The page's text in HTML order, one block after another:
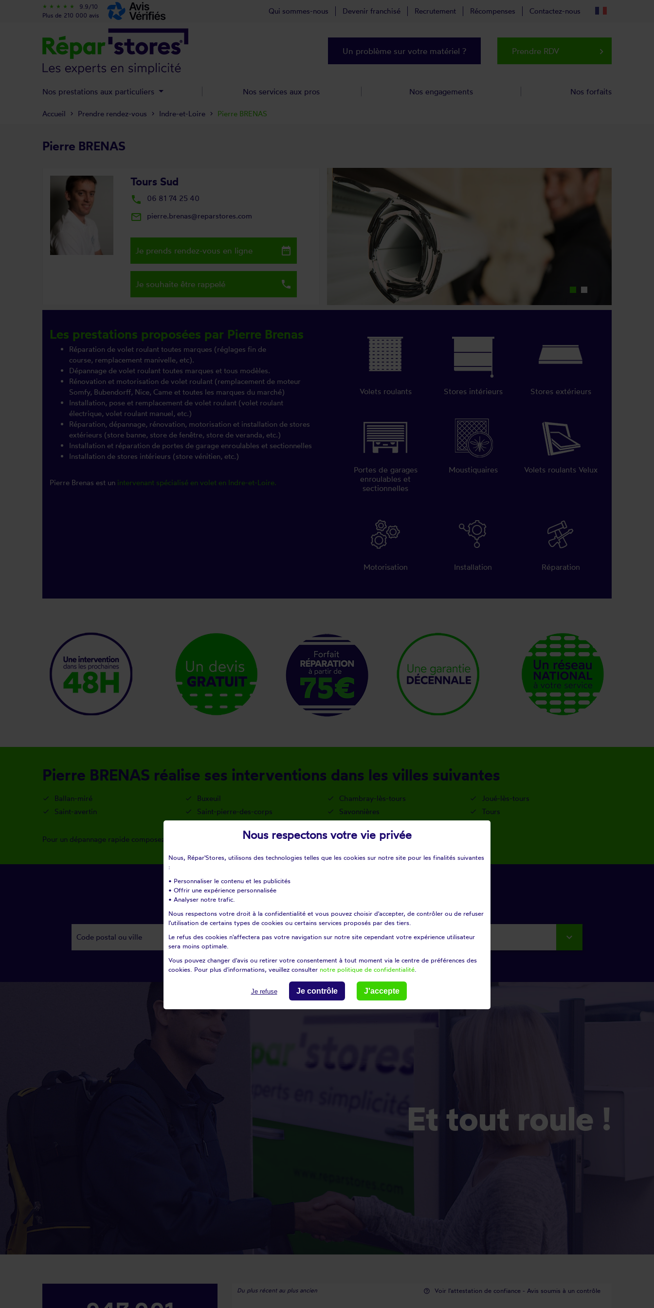
Accueil Prendre rendez-vous Indre-et-Loire Pierre BRENAS
Pierre BRENAS
Tours Sud
local_phone 06 81 74 25 40
mail_outline pierre.brenas@reparstores.com
Je prends rendez-vous en ligne date_range
Je souhaite être rappelé local_phone
Les prestations proposées par Pierre Brenas
Réparation de volet roulant toutes marques (réglages fin de
course, remplacement manivelle, etc).
Dépannage de volet roulant toutes marques et tous modèles.
Rénovation et motorisation de volet roulant (remplacement de moteur
Somfy, Bubendorff, Nice, Came et toutes les marques du marché)
Installation, pose et remplacement de volet roulant (volet roulant
électrique, volet roulant manuel, etc.)
Réparation, dépannage, rénovation, motorisation et installation de stores
extérieurs (store banne, store de fenêtre, store de veranda, etc.)
Installation et réparation de portes de garage enroulables et sectionnelles
Installation de stores intérieurs (store vénitien, etc.)
Pierre Brenas est un intervenant spécialisé en volet en Indre-et-Loire.
Volets roulants Stores intérieurs Stores extérieurs
Portes de garages
enroulables et
sectionnelles
Moustiquaires Volets roulants Velux
Motorisation Installation Réparation
Pierre BRENAS réalise ses interventions dans les villes suivantes
Ballan-miré Buxeuil Chambray-lès-tours
Joué-lès-tours
Saint-avertin
Saint-pierre-des-corps Savonnières Tours
Pour un dépannage rapide composez le
search ou Choisissez un département
Et tout roule !
Du plus récent au plus ancien help_outline Voir l'attestation de confiance - Avis soumis à un contrôle
star_rate star_rate star_rate star_rate star_rate
9.9/10
Plus de 210 000 avis
Qui sommes-nous Devenir franchisé Recrutement Récompenses Contactez-nous
Un problème sur votre matériel ? Prendre RDV keyboard_arrow_right
Nos prestations aux particuliers Nos services aux pros Nos engagements Nos forfaits
Nous respectons votre vie privée
Nous, Répar'Stores, utilisons des technologies telles que les cookies sur notre site pour les finalités suivantes
:
• Personnaliser le contenu et les publicités
• Offrir une expérience personnalisée
• Analyser notre trafic.
Nous respectons votre droit à la confidentialité et vous pouvez choisir d'accepter, de contrôler ou de refuser
l'utilisation de certains types de cookies ou certains services proposés par des tiers.
Le refus des cookies n'affectera pas votre navigation sur notre site cependant votre expérience utilisateur
sera moins optimale.
Vous pouvez changer d'avis ou retirer votre consentement à tout moment via le centre de préférences des
cookies. Pour plus d'informations, veuillez consulter notre politique de confidentialité
Je refuse Je contrôle J'accepte